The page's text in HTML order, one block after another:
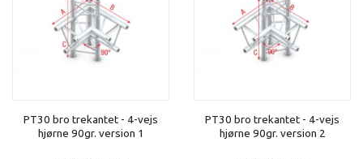
PT30 bro trekantet - 4-vejs
hjørne 90gr. version 1
PT30 bro trekantet - 4-vejs
hjørne 90gr. version 2